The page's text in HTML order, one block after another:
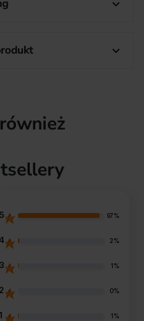


5 97%
2%
3 1%
2 0%
1 1%